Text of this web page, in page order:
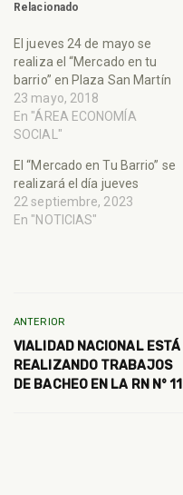
Relacionado
El jueves 24 de mayo se
realiza el “Mercado en tu
barrio” en Plaza San Martín
23 mayo, 2018
En "ÁREA ECONOMÍA
SOCIAL"
El “Mercado en Tu Barrio” se
realizará el día jueves
22 septiembre, 2023
En "NOTICIAS"
ANTERIOR
VIALIDAD NACIONAL ESTÁ
REALIZANDO TRABAJOS
DE BACHEO EN LA RN N° 11